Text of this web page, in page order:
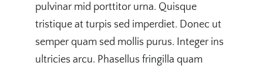
pulvinar mid porttitor urna. Quisque
tristique at turpis sed imperdiet. Donec ut
semper quam sed mollis purus. Integer ins
ultricies arcu. Phasellus fringilla quam